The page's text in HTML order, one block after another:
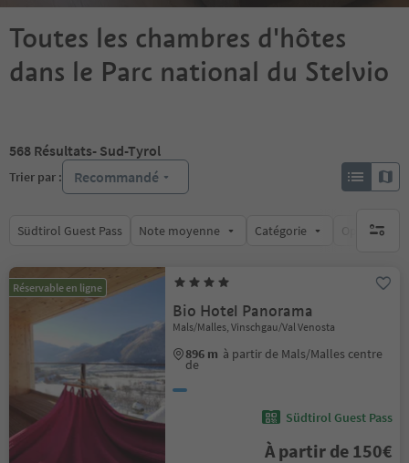
Toutes les chambres d'hôtes
dans le Parc national du Stelvio
568 Résultats- Sud-Tyrol
Trier par : Recommandé
Südtirol Guest Pass Note moyenne Catégorie Options de
aucun
Réservable en ligne
Bio Hotel Panorama
Mals/Malles, Vinschgau/Val Venosta
896 m à partir de Mals/Malles centre
de
Südtirol Guest Pass
À partir de 150€